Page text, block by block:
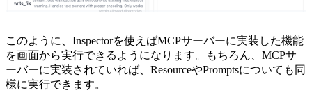
このように、Inspectorを使えばMCPサーバーに実装した機能
を画面から実行できるようになります。もちろん、MCPサ
ーバーに実装されていれば、ResourceやPromptsについても同
様に実行できます。